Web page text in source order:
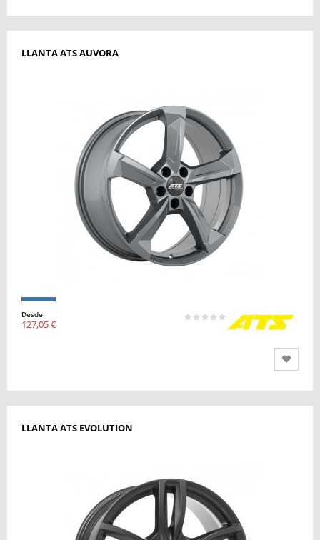
LLANTA ATS AUVORA
Desde
127,05 €
LLANTA ATS EVOLUTION